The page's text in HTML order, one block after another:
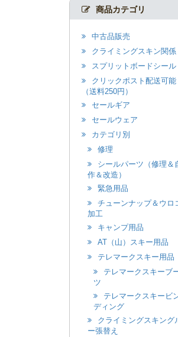
商品カテゴリ
中古品販売
クライミングスキン関係
スプリットボードシール
クリックポスト配送可能
（送料250円）
セールギア
セールウェア
カテゴリ別
修理
シールパーツ（修理＆
作＆改造）
緊急用品
チューンナップ＆ウロ
加工
キャンプ用品
AT（山）スキー用品
テレマークスキー用品
テレマークスキーブ
ツ
テレマークスキービ
ディング
クライミングスキング
ー張替え